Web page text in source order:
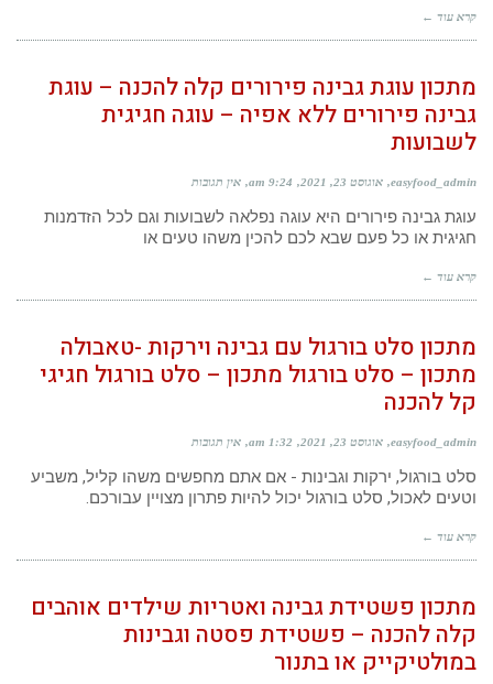
קרא עוד ←
מתכון עוגת גבינה פירורים קלה להכנה – עוגת
גבינה פירורים ללא אפיה – עוגה חגיגית
לשבועות
easyfood_admin אוגוסט 23, 2021 9:24 am אין תגובות
עוגת גבינה פירורים היא עוגה נפלאה לשבועות וגם לכל הזדמנות
חגיגית או כל פעם שבא לכם להכין משהו טעים או
קרא עוד ←
מתכון סלט בורגול עם גבינה וירקות -טאבולה
מתכון – סלט בורגול מתכון – סלט בורגול חגיגי
קל להכנה
easyfood_admin אוגוסט 23, 2021 1:32 am אין תגובות
סלט בורגול, ירקות וגבינות - אם אתם מחפשים משהו קליל, משביע
וטעים לאכול, סלט בורגול יכול להיות פתרון מצויין עבורכם.
קרא עוד ←
מתכון פשטידת גבינה ואטריות שילדים אוהבים
קלה להכנה – פשטידת פסטה וגבינות
במולטיקייק או בתנור